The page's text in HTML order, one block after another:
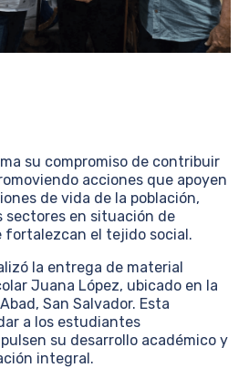
su compromiso de contribuir
acciones que apoyen
de vida de la población,
sectores en situación de
fortalezcan el tejido social.
la entrega de material
Juana López, ubicado en la
San Salvador. Esta
a los estudiantes
su desarrollo académico y
integral.